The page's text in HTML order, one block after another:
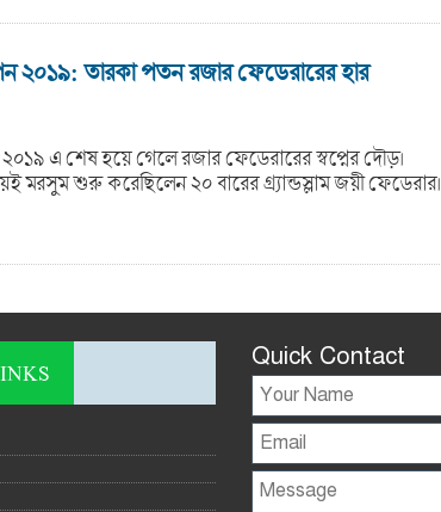
২০১৯: তারকা পতন রজার ফেডেরারের হার
এ শেষ হয়ে গেলে রজার ফেডেরারের স্বপ্নের দৌড়।
মরসুম শুরু করেছিলেন ২০ বারের গ্র্যান্ডস্লাম জয়ী ফেডেরার।
Quick Contact